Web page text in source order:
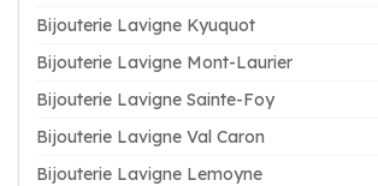
Bijouterie Lavigne Kyuquot
Bijouterie Lavigne Mont-Laurier
Bijouterie Lavigne Sainte-Foy
Bijouterie Lavigne Val Caron
Bijouterie Lavigne Lemoyne